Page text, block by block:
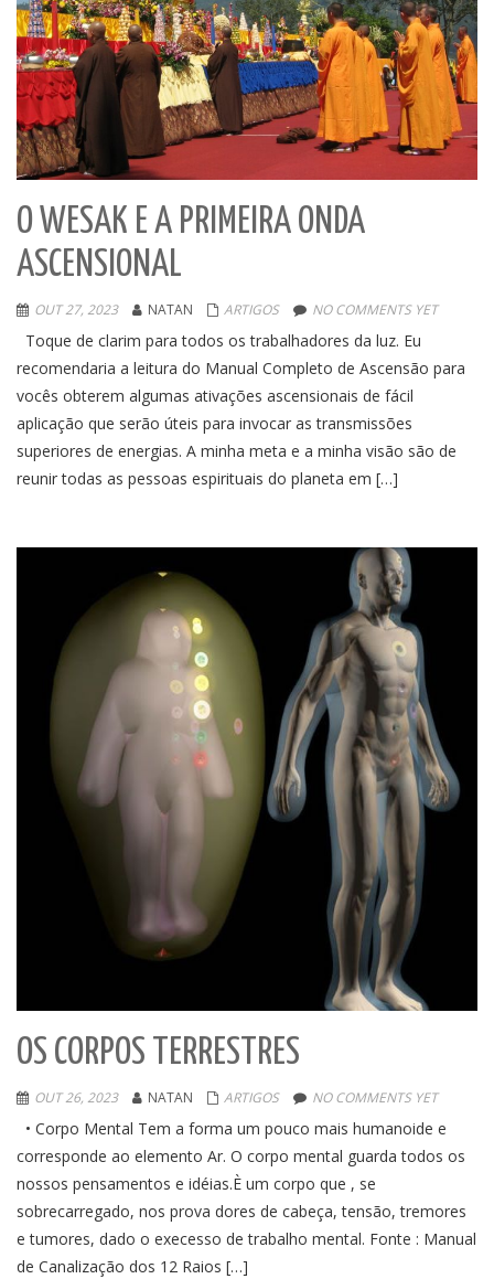
O WESAK E A PRIMEIRA ONDA
ASCENSIONAL
OUT 27, 2023 NATAN ARTIGOS NO COMMENTS YET
Toque de clarim para todos os trabalhadores da luz. Eu
recomendaria a leitura do Manual Completo de Ascensão para
vocês obterem algumas ativações ascensionais de fácil
aplicação que serão úteis para invocar as transmissões
superiores de energias. A minha meta e a minha visão são de
reunir todas as pessoas espirituais do planeta em […]
OS CORPOS TERRESTRES
OUT 26, 2023 NATAN ARTIGOS NO COMMENTS YET
• Corpo Mental Tem a forma um pouco mais humanoide e
corresponde ao elemento Ar. O corpo mental guarda todos os
nossos pensamentos e idéias.È um corpo que , se
sobrecarregado, nos prova dores de cabeça, tensão, tremores
e tumores, dado o execesso de trabalho mental. Fonte : Manual
de Canalização dos 12 Raios […]